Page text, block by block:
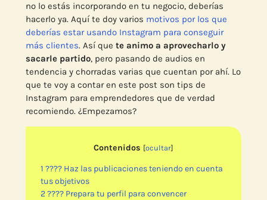
no lo estás incorporando en tu negocio, deberías
hacerlo ya. Aquí te doy varios motivos por los que
deberías estar usando Instagram para conseguir
más clientes. Así que te animo a aprovecharlo y
sacarle partido, pero pasando de audios en
tendencia y chorradas varias que cuentan por ahí. Lo
que te voy a contar en este post son tips de
Instagram para emprendedores que de verdad
recomiendo. ¿Empezamos?
Contenidos [ocultar]
1 ???? Haz las publicaciones teniendo en cuenta
tus objetivos
2???? Prepara tu perfil para convencer